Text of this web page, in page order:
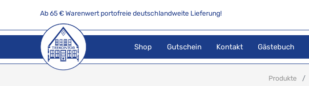
Ab 65 € Warenwert portofreie deutschlandweite Lieferung!
Shop Gutschein Kontakt Gästebuch
Produkte